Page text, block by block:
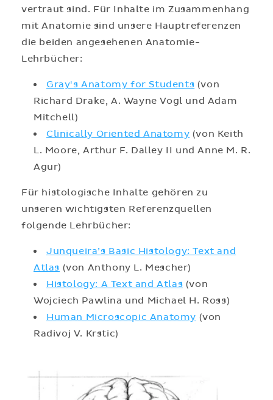
vertraut sind. Für Inhalte im Zusammenhang
mit Anatomie sind unsere Hauptreferenzen
die beiden angesehenen Anatomie-
Lehrbücher:
Gray's Anatomy for Students (von
Richard Drake, A. Wayne Vogl und Adam
Mitchell)
Clinically Oriented Anatomy (von Keith
L. Moore, Arthur F. Dalley II und Anne M. R.
Agur)
Für histologische Inhalte gehören zu
unseren wichtigsten Referenzquellen
folgende Lehrbücher:
Junqueira’s Basic Histology: Text and
Atlas (von Anthony L. Mescher)
Histology: A Text and Atlas (von
Wojciech Pawlina und Michael H. Ross)
Human Microscopic Anatomy (von
Radivoj V. Krstic)